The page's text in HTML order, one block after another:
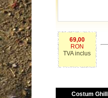
69,00
RON
TVA inclus
Costum